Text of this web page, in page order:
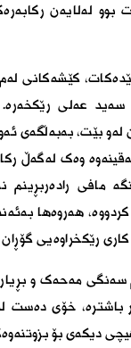
بوو لەلایەن
کێشەکانى
عەلى
بێت، بەبەڵگەى
وەک لەگەڵ
مافى رادەربڕینم
هەروەها
رێکخراوەیى
مەحەک و
باشترە، خۆى دەست
دیکەى بۆ